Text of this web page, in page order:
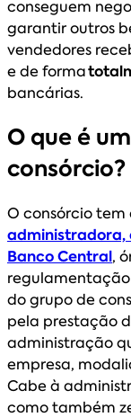
conseguem
garantir outros
vendedores
e de forma
bancárias.
O que é
consórcio?
O consórcio
administradora,
Banco Central,
regulamentação
do grupo de
pela prestação
administração
empresa,
Cabe à
como também